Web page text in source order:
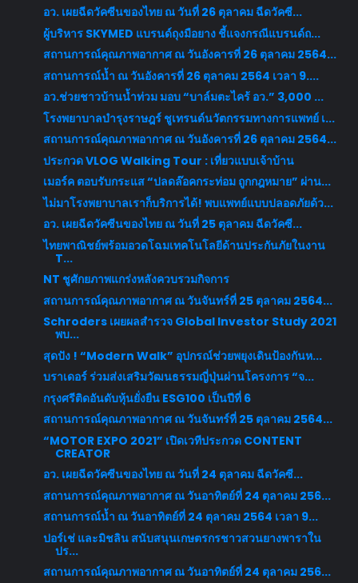
อว. เผยฉีดวัคซีนของไทย ณ วันที่ 26 ตุลาคม ฉีดวัคซี...
ผู้บริหาร SKYMED แบรนด์ถุงมือยาง ชี้แจงกรณีแบรนด์ถ...
สถานการณ์คุณภาพอากาศ ณ วันอังคารที่ 26 ตุลาคม 2564...
สถานการณ์น้ำ ณ วันอังคารที่ 26 ตุลาคม 2564 เวลา 9....
อว.ช่วยชาวบ้านน้ำท่วม มอบ “บาล์มตะไคร้ อว.” 3,000 ...
โรงพยาบาลบำรุงราษฎร์ ชูเทรนด์นวัตกรรมทางการแพทย์ เ...
สถานการณ์คุณภาพอากาศ ณ วันอังคารที่ 26 ตุลาคม 2564...
ประกวด VLOG Walking Tour : เที่ยวแบบเจ้าบ้าน
เมอร์ค ตอบรับกระแส “ปลดล๊อคกระท่อม ถูกกฎหมาย” ผ่าน...
ไม่มาโรงพยาบาลเราก็บริการได้! พบแพทย์แบบปลอดภัยด้ว...
อว. เผยฉีดวัคซีนของไทย ณ วันที่ 25 ตุลาคม ฉีดวัคซี...
ไทยพาณิชย์พร้อมอวดโฉมเทคโนโลยีด้านประกันภัยในงาน
T...
NT ชูศักยภาพแกร่งหลังควบรวมกิจการ
สถานการณ์คุณภาพอากาศ ณ วันจันทร์ที่ 25 ตุลาคม 2564...
Schroders เผยผลสำรวจ Global Investor Study 2021
พบ...
สุดปัง ! “Modern Walk” อุปกรณ์ช่วยพยุงเดินป้องกันห...
บราเดอร์ ร่วมส่งเสริมวัฒนธรรมญี่ปุ่นผ่านโครงการ “จ...
กรุงศรีติดอันดับหุ้นยั่งยืน ESG100 เป็นปีที่ 6
สถานการณ์คุณภาพอากาศ ณ วันจันทร์ที่ 25 ตุลาคม 2564...
“MOTOR EXPO 2021” เปิดเวทีประกวด CONTENT
CREATOR
อว. เผยฉีดวัคซีนของไทย ณ วันที่ 24 ตุลาคม ฉีดวัคซี...
สถานการณ์คุณภาพอากาศ ณ วันอาทิตย์ที่ 24 ตุลาคม 256...
สถานการณ์น้ำ ณ วันอาทิตย์ที่ 24 ตุลาคม 2564 เวลา 9...
ปอร์เช่ และมิชลิน สนับสนุนเกษตรกรชาวสวนยางพาราใน
ปร...
สถานการณ์คุณภาพอากาศ ณ วันอาทิตย์ที่ 24 ตุลาคม 256...